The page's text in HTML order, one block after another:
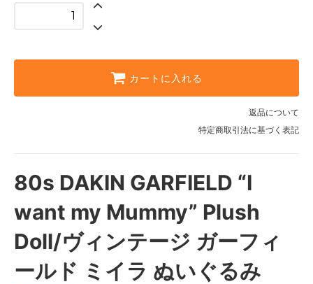
カートに入れる
返品について
特定商取引法に基づく表記
80s DAKIN GARFIELD “I
want my Mummy” Plush
Doll/ヴィンテージ ガーフィ
ールド ミイラ ぬいぐるみ